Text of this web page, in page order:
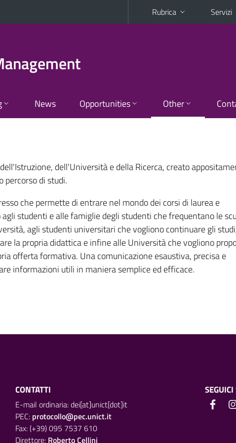
Rubrica Servizi
News Opportunities Other
dell'Università e della Ricerca, creato
percorso di studi.
che permette di entrare nel mondo dei corsi di laurea e
studenti e alle famiglie degli studenti che frequentano le
agli studenti universitari che vogliono continuare gli
la propria didattica e infine alle Università che vogliono
offerta formativa. Una comunicazione esaustiva, precisa e
informazioni utili in maniera semplice ed efficace.
CONTATTI
E-mail ordinaria: dei[at]unict[dot]it
PEC: protocollo@pec.unict.it
Fax: (+39) 095 7537 610
Direttore: Roberto Cellini
SEGUICI